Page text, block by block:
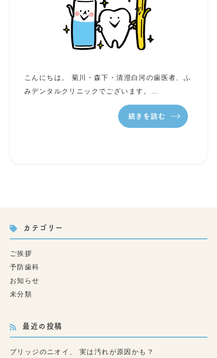
こんにちは。 菊川・森下・清澄白河の歯医者、ふ
みデンタルクリニックでございます。…
続きを読む
カテゴリー
ご挨拶
予防歯科
お知らせ
未分類
最近の投稿
ブリッジのニオイ、 実は汚れが原因かも？